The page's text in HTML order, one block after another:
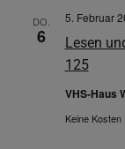
DO.
6
Lesen
125
5. Februar
VHS-Haus
Keine Kosten